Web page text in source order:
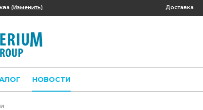
(Изменить) Доставка
НОВОСТИ